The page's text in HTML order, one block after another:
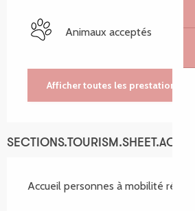
Animaux acceptés
Afficher toutes les prestations
Accueil personnes à mobilité réduite